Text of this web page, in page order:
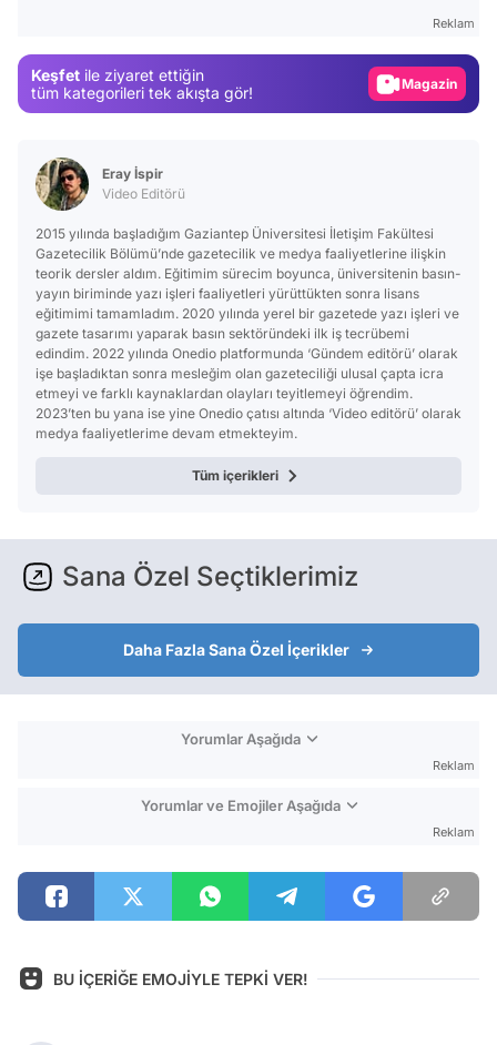
Reklam
Keşfet ile ziyaret ettiğin
tüm kategorileri tek akışta gör!
Magazin
Eray İspir
Video Editörü
2015 yılında başladığım Gaziantep Üniversitesi İletişim Fakültesi
Gazetecilik Bölümü’nde gazetecilik ve medya faaliyetlerine ilişkin
teorik dersler aldım. Eğitimim sürecim boyunca, üniversitenin basın-
yayın biriminde yazı işleri faaliyetleri yürüttükten sonra lisans
eğitimimi tamamladım. 2020 yılında yerel bir gazetede yazı işleri ve
gazete tasarımı yaparak basın sektöründeki ilk iş tecrübemi
edindim. 2022 yılında Onedio platformunda ‘Gündem editörü’ olarak
işe başladıktan sonra mesleğim olan gazeteciliği ulusal çapta icra
etmeyi ve farklı kaynaklardan olayları teyitlemeyi öğrendim.
2023’ten bu yana ise yine Onedio çatısı altında ‘Video editörü’ olarak
medya faaliyetlerime devam etmekteyim.
Tüm içerikleri
Sana Özel Seçtiklerimiz
Daha Fazla Sana Özel İçerikler
Yorumlar Aşağıda
Reklam
Yorumlar ve Emojiler Aşağıda
Reklam
BU İÇERİĞE EMOJİYLE TEPKİ VER!